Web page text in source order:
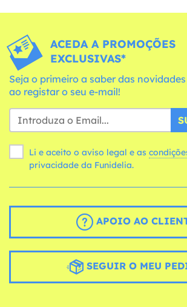
ACEDA A PROMOÇÕES
EXCLUSIVAS*
Seja o primeiro a saber das
ao registar o seu e-mail!
Li e aceito o aviso legal e as
privacidade da Funidelia.
APOIO AO
SEGUIR O MEU